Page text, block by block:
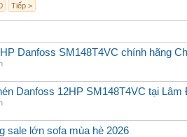
Tiếp >
Danfoss SM148T4VC chính hãng
Danfoss 12HP SM148T4VC tại
sale lớn sofa mùa hè 2026